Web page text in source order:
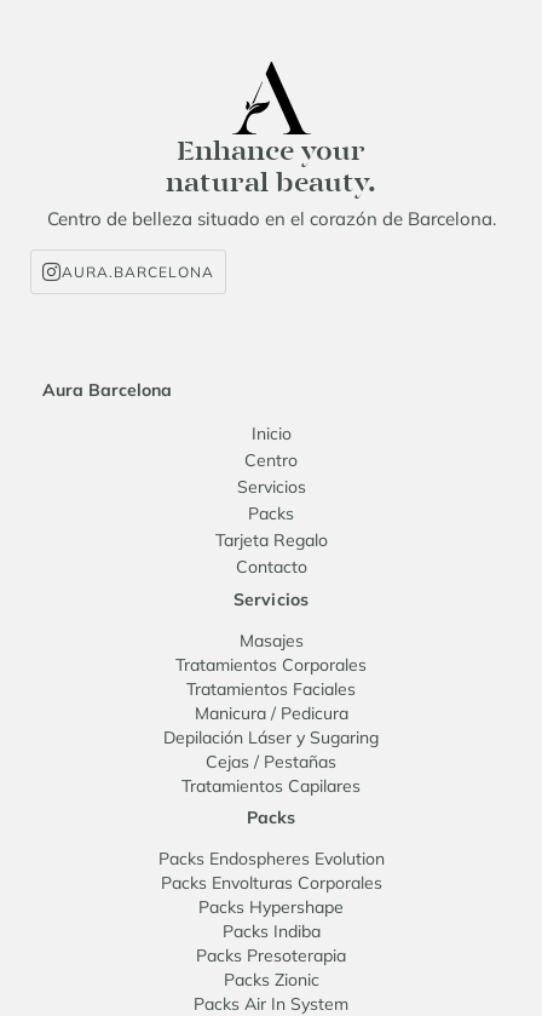
Enhance your
natural beauty.
Centro de belleza situado en el corazón de Barcelona.
AURA.BARCELONA
Aura Barcelona
Inicio
Centro
Servicios
Packs
Tarjeta Regalo
Contacto
Servicios
Masajes
Tratamientos Corporales
Tratamientos Faciales
Manicura / Pedicura
Depilación Láser y Sugaring
Cejas / Pestañas
Tratamientos Capilares
Packs
Packs Endospheres Evolution
Packs Envolturas Corporales
Packs Hypershape
Packs Indiba
Packs Presoterapia
Packs Zionic
Packs Air In System